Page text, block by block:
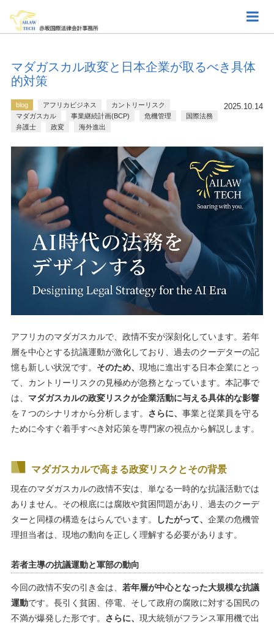
マダガスカル政変と日本企業が取るべき具体
的対策
2025.10.14
blog アフリカビジネス
カントリーリスク
マダガスカル
事業継続計画(BCP) 危機管理
国際法務
弁護士
政変 海外進出
アフリカのマダガスカルで、政情不安が深刻化しています。若年
層を中心とする抗議運動が激化しており、過去のクーデターの記
憶も新しい状況です。 そのため、 現地に進出する日本企業にとっ
て、カントリーリスクの見極めが急務となっています。本記事で
は、 マダガスカルの政変リスクが企業活動に与える具体的な影響
を７つのシナリオから分析します。 さらに、 事業と従業員を守る
ために今すぐ着手すべき対応策を専門家の視点から解説します。
マダガスカルで高まる政変リスクとその背景
現在のマダガスカルの政情不安は、単なる一時的な抗議活動では
ありません。その根底には腐敗や貧困問題があり、過去のクーデ
ターと同様の構造をはらんでいます。
したがって、 企業の危機管
理担当者は、現地の動向を正しく理解する必要があります。
若者主導の抗議運動と軍部の動向
今回の政情不安の引き金は、 若年層が中心となった大規模な抗議
運動です。長引く貧困、停電、そして政府の腐敗に対する国民の
不満が爆発した形です。 さらに、 現大統領がフランス軍用機で出